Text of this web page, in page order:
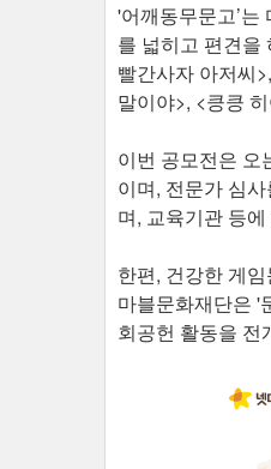
'어깨동무문고’
를 넓히고 편견을
빨간사자 아저씨
말이야>, <킁킁
이번 공모전은 오
이며, 전문가 심
며, 교육기관 등
한편, 건강한 게
마블문화재단은 '
회공헌 활동을 전